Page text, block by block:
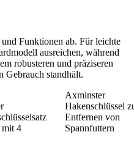
Funktionen ab. Für leichte
ausreichen, während
robusteren und präziseren
Gebrauch standhält.
4
Axminster
Hakenschlüssel
Entfernen von
Spannfuttern